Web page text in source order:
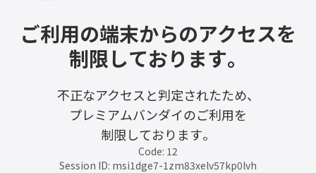
ご利用の端末からのアクセスを
制限しております。
不正なアクセスと判定されたため、
プレミアムバンダイのご利用を
制限しております。
Code: 12
Session ID: msi1dge7-1zm83xelv57kp0lvh